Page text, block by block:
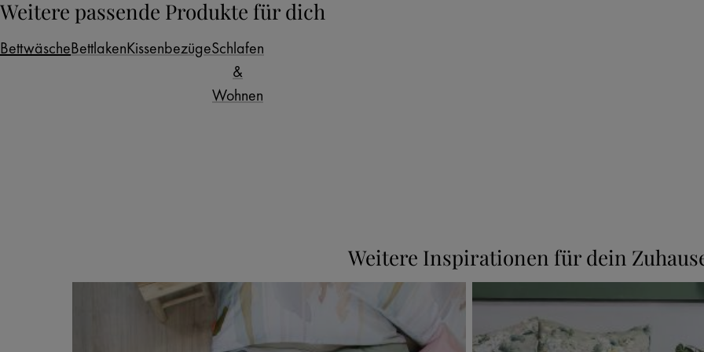
Weitere passende Produkte für dich
BettwäscheBettlakenKissenbezügeSchlafen
&
Wohnen
Weitere Inspirationen für dein
Kategoriegalerie überspringen